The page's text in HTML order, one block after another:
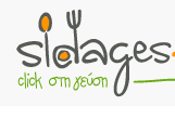
Skip